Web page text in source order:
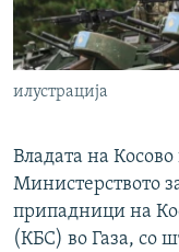
илустрација
Владата на
Министерството
припадници на
(КБС) во Газа, со